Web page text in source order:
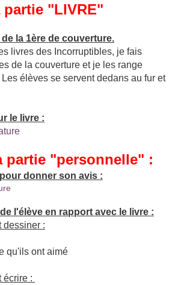
partie "LIVRE"
la 1ère de couverture.
livres des Incorruptibles, je fais
de la couverture et je les range
élèves se servent dedans au fur et
le livre :
partie "personnelle" :
donner son avis :
l'élève en rapport avec le livre :
dessiner :
qu'ils ont aimé
écrire :